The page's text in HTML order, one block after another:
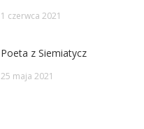
1 czerwca 2021
Poeta z Siemiatycz
25 maja 2021